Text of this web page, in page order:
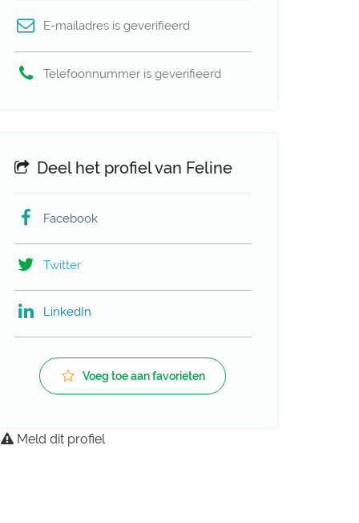
E-mailadres is geverifieerd
Telefoonnummer is geverifieerd
Deel het profiel van Feline
Facebook
Twitter
LinkedIn
Voeg toe aan favorieten
Meld dit profiel